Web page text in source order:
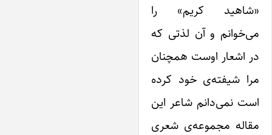
کریم» را
و آن لذتی که
اشعار اوست همچنان
شیفته‌ی خود کرده
نمی‌دانم شاعر این
مجموعه‌ی شعری